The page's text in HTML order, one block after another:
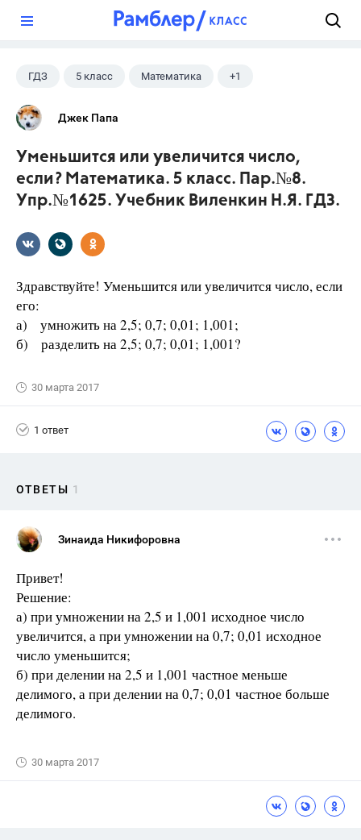
ГДЗ 5 класс Математика +1
Виленкин Н.Я.
Джек Папа
Уменьшится или увеличится число,
если? Математика. 5 класс. Пар.№8.
Упр.№1625. Учебник Виленкин Н.Я. ГДЗ.
Здравствуйте! Уменьшится или увеличится число, если
его:
а) умножить на 2,5; 0,7; 0,01; 1,001;
б) разделить на 2,5; 0,7; 0,01; 1,001?
30 марта 2017
1 ответ
ОТВЕТЫ 1
Зинаида Никифоровна
Привет!
Решение:
а) при умножении на 2,5 и 1,001 исходное число
увеличится, а при умножении на 0,7; 0,01 исходное
число уменьшится;
б) при делении на 2,5 и 1,001 частное меньше
делимого, а при делении на 0,7; 0,01 частное больше
делимого.
30 марта 2017